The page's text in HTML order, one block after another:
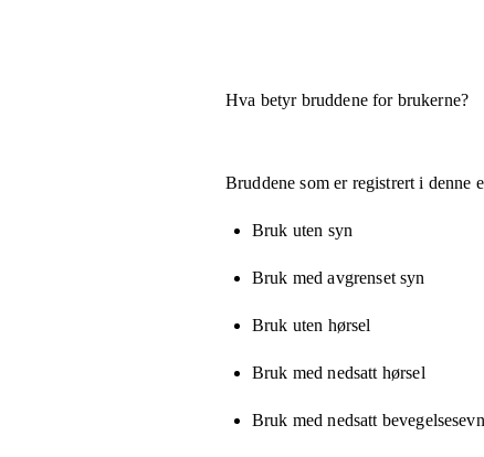
Hva betyr bruddene for brukerne?
Bruddene som er registrert i denne
Bruk uten syn
Bruk med avgrenset syn
Bruk uten hørsel
Bruk med nedsatt hørsel
Bruk med nedsatt